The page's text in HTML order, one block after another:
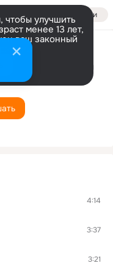
Войти
улучшить
менее 13 лет,
ваш законный
женщина
4:14
3:37
3:21